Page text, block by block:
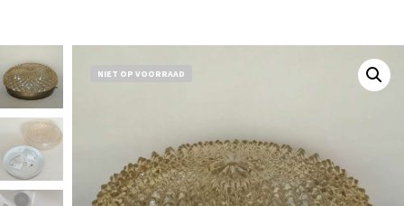
NIET OP VOORRAAD